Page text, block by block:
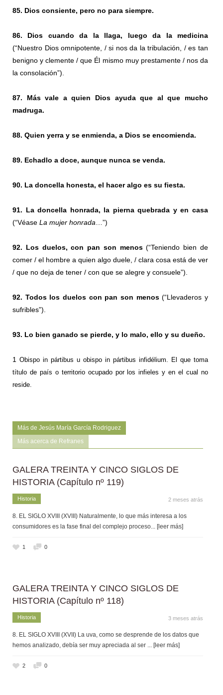
85. Dios consiente, pero no para siempre.
86. Dios cuando da la llaga, luego da la medicina
(“Nuestro Dios omnipotente, / si nos da la tribulación, / es tan
benigno y clemente / que Él mismo muy prestamente / nos da
la consolación”).
87. Más vale a quien Dios ayuda que al que mucho
madruga.
88. Quien yerra y se enmienda, a Dios se encomienda.
89. Echadlo a doce, aunque nunca se venda.
90. La doncella honesta, el hacer algo es su fiesta.
91. La doncella honrada, la pierna quebrada y en casa
(“Véase La mujer honrada …”)
92. Los duelos, con pan son menos(“Teniendo bien de
comer / el hombre a quien algo duele, / clara cosa está de ver
/ que no deja de tener / con que se alegre y consuele”).
92. Todos los duelos con pan son menos(“Llevaderos y
sufribles”).
93. Lo bien ganado se pierde, y lo malo, ello y su dueño.
1 Obispo in pártibus u obispo in pártibus infidélium. El que toma
título de país o territorio ocupado por los infieles y en el cual no
reside.
Más de Jesús María García Rodriguez
Más acerca de Refranes
GALERA TREINTA Y CINCO SIGLOS DE
HISTORIA (Capítulo nº 119)
Historia 2 meses atrás
8. EL SIGLO XVIII (XVIII) Naturalmente, lo que más interesa a los
consumidores es la fase final del complejo proceso... [leer más]
1 0
GALERA TREINTA Y CINCO SIGLOS DE
HISTORIA (Capítulo nº 118)
Historia 3 meses atrás
8. EL SIGLO XVIII (XVII) La uva, como se desprende de los datos que
hemos analizado, debía ser muy apreciada al ser ... [leer más]
2 0